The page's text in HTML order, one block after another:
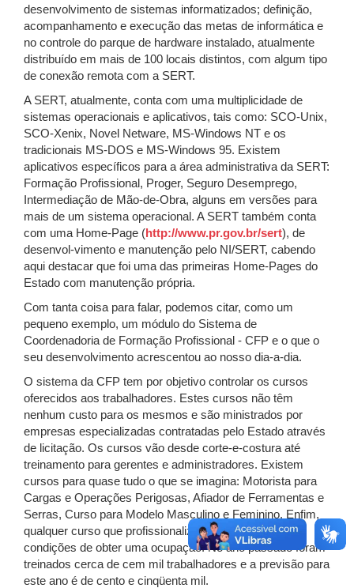
desenvolvimento de sistemas informatizados; definição,
acompanhamento e execução das metas de informática e
no controle do parque de hardware instalado, atualmente
distribuído em mais de 100 locais distintos, com algum tipo
de conexão remota com a SERT.
A SERT, atualmente, conta com uma multiplicidade de
sistemas operacionais e aplicativos, tais como: SCO-Unix,
SCO-Xenix, Novel Netware, MS-Windows NT e os
tradicionais MS-DOS e MS-Windows 95. Existem
aplicativos específicos para a área administrativa da SERT:
Formação Profissional, Proger, Seguro Desemprego,
Intermediação de Mão-de-Obra, alguns em versões para
mais de um sistema operacional. A SERT também conta
com uma Home-Page (http://www.pr.gov.br/sert), de
desenvol-vimento e manutenção pelo NI/SERT, cabendo
aqui destacar que foi uma das primeiras Home-Pages do
Estado com manutenção própria.
Com tanta coisa para falar, podemos citar, como um
pequeno exemplo, um módulo do Sistema de
Coordenadoria de Formação Profissional - CFP e o que o
seu desenvolvimento acrescentou ao nosso dia-a-dia.
O sistema da CFP tem por objetivo controlar os cursos
oferecidos aos trabalhadores. Estes cursos não têm
nenhum custo para os mesmos e são ministrados por
empresas especializadas contratadas pelo Estado através
de licitação. Os cursos vão desde corte-e-costura até
treinamento para gerentes e administradores. Existem
cursos para quase tudo o que se imagina: Motorista para
Cargas e Operações Perigosas, Afiador de Ferramentas e
Serras, Curso para Modelo Masculino e Feminino. Enfim,
qualquer curso que profissionalize o cida-dão e lhe dê
condições de obter uma ocupação. No ano passado foram
treinados cerca de cem mil trabalhadores e a previsão para
este ano é de cento e cinqüenta mil.